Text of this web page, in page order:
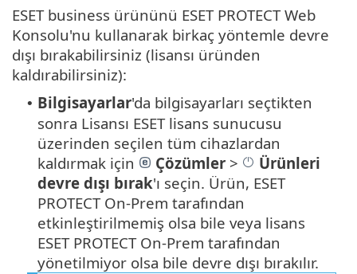
ESET business ürününü ESET PROTECT Web
Konsolu'nu kullanarak birkaç yöntemle devre
dışı bırakabilirsiniz (lisansı üründen
kaldırabilirsiniz):
• Bilgisayarlar'da bilgisayarları seçtikten
sonra Lisansı ESET lisans sunucusu
üzerinden seçilen tüm cihazlardan
kaldırmak için
Çözümler >
Ürünleri
devre dışı bırak'ı seçin. Ürün, ESET
PROTECT On-Prem tarafından
etkinleştirilmemiş olsa bile veya lisans
ESET PROTECT On-Prem tarafından
yönetilmiyor olsa bile devre dışı bırakılır.